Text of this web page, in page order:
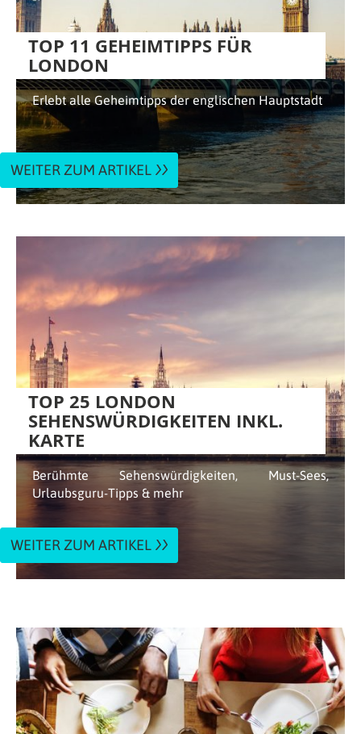
TOP 11 GEHEIMTIPPS FÜR
LONDON
Erlebt alle Geheimtipps der englischen Hauptstadt
WEITER ZUM ARTIKEL
TOP 25 LONDON
SEHENSWÜRDIGKEITEN INKL.
KARTE
Berühmte Sehenswürdigkeiten, Must-Sees,
Urlaubsguru-Tipps & mehr
WEITER ZUM ARTIKEL